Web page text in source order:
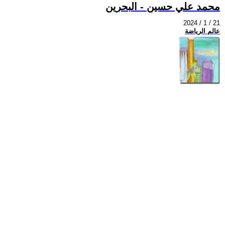
محمد علي حسين - البحرين
2024 / 1 / 21
عالم الرياضة